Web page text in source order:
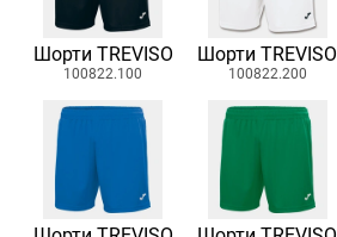
Шорти TREVISO
100822.100
Шорти TREVISO
100822.200